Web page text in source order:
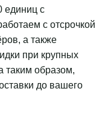
единиц с
с отсрочкой
а также
при крупных
таким образом,
до вашего